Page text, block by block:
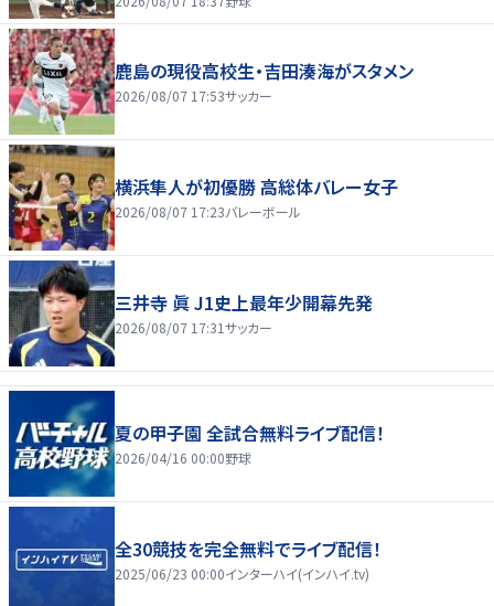
鹿島の現役高校生・吉田湊海がスタメン
2026/08/07 17:53サッカー
横浜隼人が初優勝 高総体バレー女子
2026/08/07 17:23バレーボール
三井寺 眞 J1史上最年少開幕先発
2026/08/07 17:31サッカー
夏の甲子園 全試合無料ライブ配信！
2026/04/16 00:00野球
全30競技を完全無料でライブ配信！
2025/06/23 00:00インターハイ(インハイ.tv)